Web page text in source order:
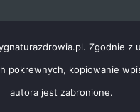
Zgodnie z
pokrewnych, kopiowanie
autora jest zabronione.